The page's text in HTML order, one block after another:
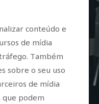
conteúdo e
de mídia
Também
sobre o seu uso
de mídia
que podem